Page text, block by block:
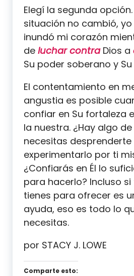
Elegí la segunda
situación no cambió, yo
inundó mi corazón
de luchar contraDios a
Su poder soberano y
El contentamiento en
angustia es posible
confiar en Su fortaleza
la nuestra. ¿Hay algo
necesitas
experimentarlo por ti
¿Confiarás en Él lo
para hacerlo? Incluso
tienes para ofrecer es
ayuda, eso es todo lo
necesitas.
por STACY J. LOWE
Comparte esto: